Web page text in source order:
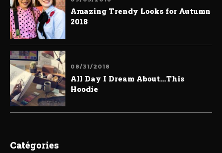
Amazing Trendy Looks for Autumn
2018
08/31/2018
All Day I Dream About...This
Hoodie
Catégories